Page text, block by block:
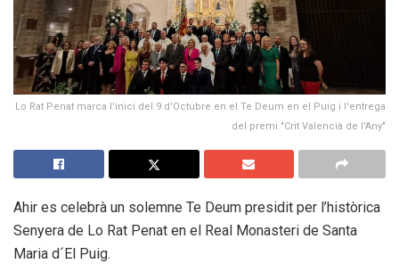
Lo Rat Penat marca l'inici del 9 d'Octubre en el Te Deum en el Puig i l'entrega
del premi "Crit Valencià de l'Any"
Ahir es celebrà un solemne Te Deum presidit per l’històrica
Senyera de Lo Rat Penat en el Real Monasteri de Santa
Maria d´El Puig.